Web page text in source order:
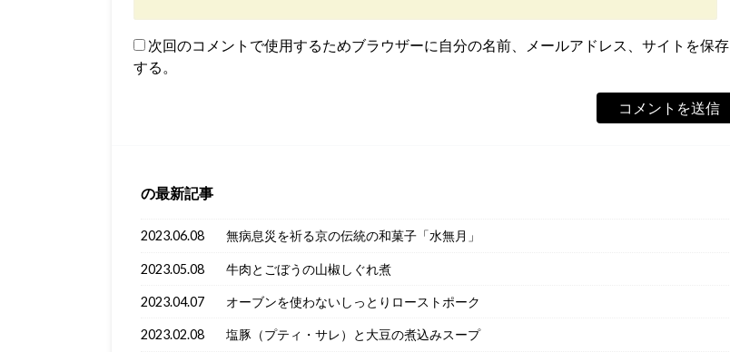
次回のコメントで使用するためブラウザーに自分の名前、メールアドレス、サイトを保存
する。
の最新記事
2023.06.08 無病息災を祈る京の伝統の和菓子「水無月」
2023.05.08 牛肉とごぼうの山椒しぐれ煮
2023.04.07 オーブンを使わないしっとりローストポーク
2023.02.08 塩豚（プティ・サレ）と大豆の煮込みスープ